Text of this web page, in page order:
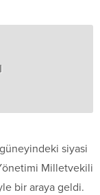
güneyindeki siyasi
Milletvekili
bir araya geldi.